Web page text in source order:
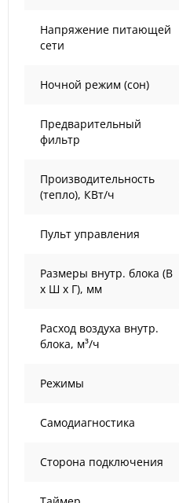
Напряжение питающей
сети
Ночной режим (сон)
Предварительный
фильтр
Производительность
(тепло), КВт/ч
Пульт управления
Размеры внутр. блока (В
х Ш х Г), мм
Расход воздуха внутр.
блока, м³/ч
Режимы
Самодиагностика
Сторона подключения